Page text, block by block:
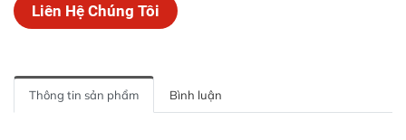
Liên Hệ Chúng Tôi
Thông tin sản phẩm Bình luận